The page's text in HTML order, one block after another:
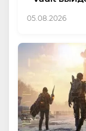
05.08.2026